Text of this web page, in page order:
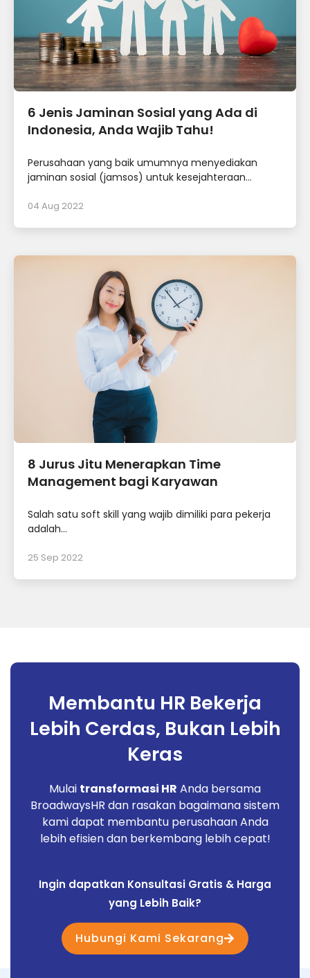
6 Jenis Jaminan Sosial yang Ada di
Indonesia, Anda Wajib Tahu!
Perusahaan yang baik umumnya menyediakan
jaminan sosial (jamsos) untuk kesejahteraan...
04 Aug 2022
8 Jurus Jitu Menerapkan Time
Management bagi Karyawan
Salah satu soft skill yang wajib dimiliki para pekerja
adalah...
25 Sep 2022
Membantu HR Bekerja
Lebih Cerdas, Bukan Lebih
Keras
Mulai transformasi HR Anda bersama
BroadwaysHR dan rasakan bagaimana sistem
kami dapat membantu perusahaan Anda
lebih efisien dan berkembang lebih cepat!
Ingin dapatkan Konsultasi Gratis & Harga
yang Lebih Baik?
Hubungi Kami Sekarang